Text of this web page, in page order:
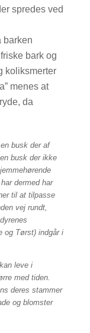
spredes ved
barken
bark og
koliksmerter
menes at
da
busk der af
busk der ikke
dermed har
til at tilpasse
vej rundt,
og Tørst) indgår i
leve i
med tiden.
deres stammer
og blomster